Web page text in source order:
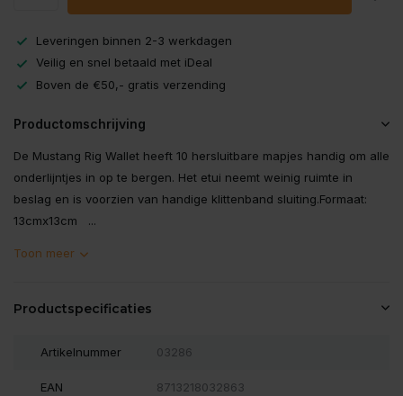
Leveringen binnen 2-3 werkdagen
Veilig en snel betaald met iDeal
Boven de €50,- gratis verzending
Productomschrijving
De Mustang Rig Wallet heeft 10 hersluitbare mapjes handig om alle
onderlijntjes in op te bergen. Het etui neemt weinig ruimte in
beslag en is voorzien van handige klittenband sluiting.Formaat:
13cmx13cm ...
Toon meer
Productspecificaties
Artikelnummer 03286
EAN 8713218032863